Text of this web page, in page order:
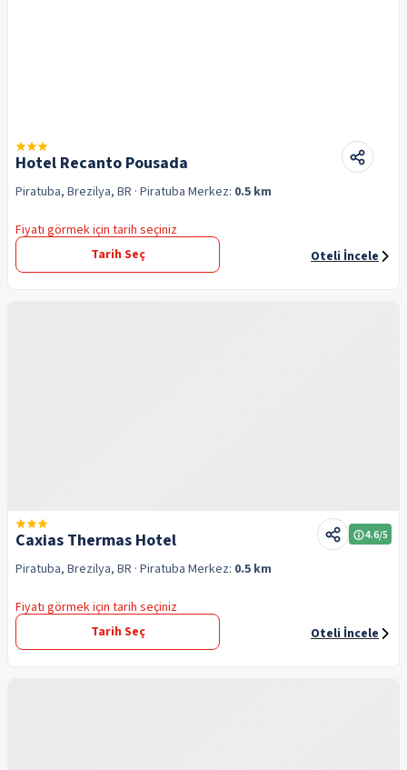
Hotel Recanto Pousada
Piratuba, Brezilya, BR · Piratuba Merkez: 0.5 km
Fiyatı görmek için tarih seçiniz
Tarih Seç
Oteli İncele
Caxias Thermas Hotel 4.6/5
Piratuba, Brezilya, BR · Piratuba Merkez: 0.5 km
Fiyatı görmek için tarih seçiniz
Tarih Seç
Oteli İncele